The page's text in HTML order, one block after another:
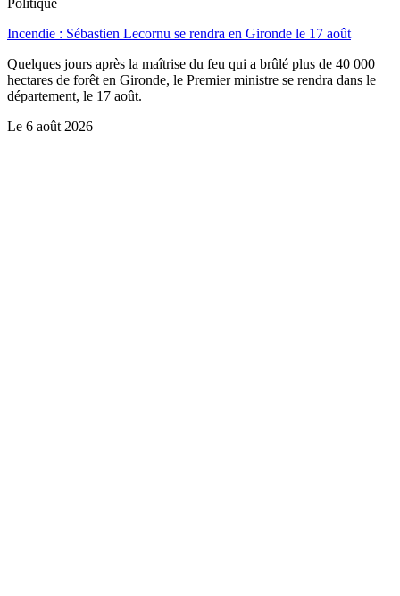
Incendie : Sébastien Lecornu se rendra en Gironde le 17 août
Quelques jours après la maîtrise du feu qui a brûlé plus de 40 000
hectares de forêt en Gironde, le Premier ministre se rendra dans le
département, le 17 août.
Le 6 août 2026